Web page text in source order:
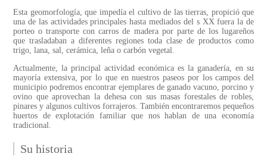
Esta geomorfología, que impedía el cultivo de las tierras, propició que
una de las actividades principales hasta mediados del s XX fuera la de
porteo o transporte con carros de madera por parte de los lugareños
que trasladaban a diferentes regiones toda clase de productos como
trigo, lana, sal, cerámica, leña o carbón vegetal.
Actualmente, la principal actividad económica es la ganadería, en su
mayoría extensiva, por lo que en nuestros paseos por los campos del
municipio podremos encontrar ejemplares de ganado vacuno, porcino y
ovino que aprovechan la dehesa con sus masas forestales de robles,
pinares y algunos cultivos forrajeros. También encontraremos pequeños
huertos de explotación familiar que nos hablan de una economía
tradicional.
Su historia